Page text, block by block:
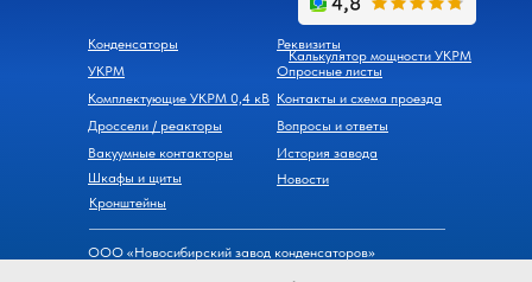
Конденсаторы
УКРМ
Комплектующие УКРМ 0,4 кВ
Кронштейны
Шкафы и щиты
Вакуумные контакторы
Дроссели / реакторы
Реквизиты
Калькулятор мощности УКРМ
Опросные листы
Контакты и схема проезда
Вопросы и ответы
Новости
История завода
ООО «Новосибирский завод конденсаторов»